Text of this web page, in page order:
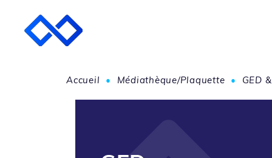
Accueil • Médiathèque/Plaquette • GED